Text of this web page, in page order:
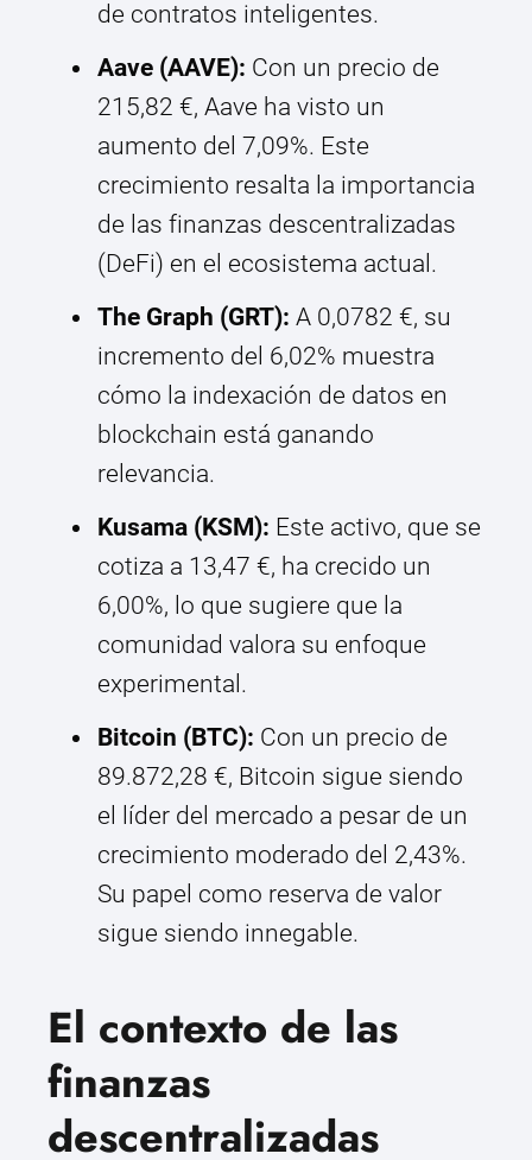
de contratos inteligentes.
Aave (AAVE): Con un precio de
215,82 €, Aave ha visto un
aumento del 7,09%. Este
crecimiento resalta la importancia
de las finanzas descentralizadas
(DeFi) en el ecosistema actual.
The Graph (GRT): A 0,0782 €, su
incremento del 6,02% muestra
cómo la indexación de datos en
blockchain está ganando
relevancia.
Kusama (KSM): Este activo, que se
cotiza a 13,47 €, ha crecido un
6,00%, lo que sugiere que la
comunidad valora su enfoque
experimental.
Bitcoin (BTC): Con un precio de
89.872,28 €, Bitcoin sigue siendo
el líder del mercado a pesar de un
crecimiento moderado del 2,43%.
Su papel como reserva de valor
sigue siendo innegable.
El contexto de las
finanzas
descentralizadas